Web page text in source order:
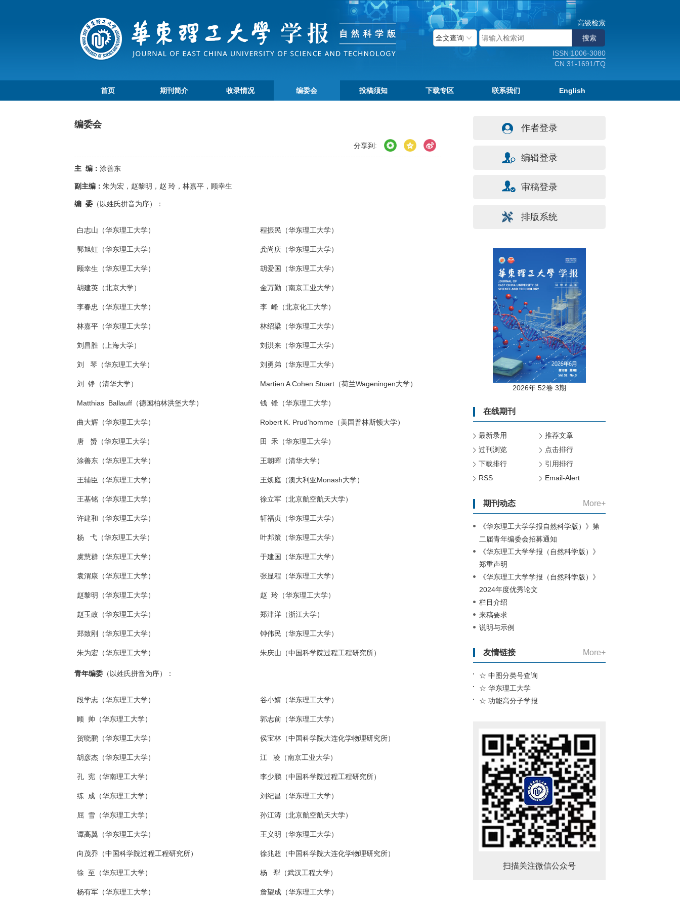
高级检索
ISSN 1006-3080
CN 31-1691/TQ
首页 期刊简介 收录情况 编委会 投稿须知 下载专区 联系我们 English
编委会
分享到:
主 编： 涂善东
副主编： 朱为宏，赵黎明，赵 玲，林嘉平，顾幸生
编 委 （以姓氏拼音为序）：
白志山（华东理工大学） 程振民（华东理工大学）
郭旭虹（华东理工大学） 龚尚庆（华东理工大学）
顾幸生（华东理工大学） 胡爱国（华东理工大学）
胡建英（北京大学） 金万勤（南京工业大学）
李春忠（华东理工大学） 李 峰（北京化工大学）
林嘉平（华东理工大学） 林绍梁（华东理工大学）
刘昌胜（上海大学） 刘洪来（华东理工大学）
刘 琴（华东理工大学） 刘勇弟（华东理工大学）
刘 铮（清华大学） Martien A Cohen Stuart（荷兰Wageningen大学）
Matthias Ballauff（德国柏林洪堡大学） 钱 锋（华东理工大学）
曲大辉（华东理工大学） Robert K. Prud’homme（美国普林斯顿大学）
唐 赟（华东理工大学） 田 禾（华东理工大学）
涂善东（华东理工大学） 王朝晖（清华大学）
王辅臣（华东理工大学） 王焕庭（澳大利亚Monash大学）
王基铭（华东理工大学） 徐立军（北京航空航天大学）
许建和（华东理工大学） 轩福贞（华东理工大学）
杨 弋（华东理工大学） 叶邦策（华东理工大学）
虞慧群（华东理工大学） 于建国（华东理工大学）
袁渭康（华东理工大学） 张显程（华东理工大学）
赵黎明（华东理工大学） 赵 玲（华东理工大学）
赵玉政（华东理工大学） 郑津洋（浙江大学）
郑致刚（华东理工大学） 钟伟民（华东理工大学）
朱为宏（华东理工大学） 朱庆山（中国科学院过程工程研究所）
青年编委 （以姓氏拼音为序）：
段学志（华东理工大学） 谷小婧（华东理工大学）
顾 帅（华东理工大学） 郭志前（华东理工大学）
贺晓鹏（华东理工大学） 侯宝林（中国科学院大连化学物理研究所）
胡彦杰（华东理工大学） 江 凌（南京工业大学）
孔 宪（华南理工大学） 李少鹏（中国科学院过程工程研究所）
练 成（华东理工大学） 刘纪昌（华东理工大学）
屈 雪（华东理工大学） 孙江涛（北京航空航天大学）
谭高翼（华东理工大学） 王义明（华东理工大学）
向茂乔（中国科学院过程工程研究所） 徐兆超（中国科学院大连化学物理研究所）
徐 至（华东理工大学） 杨 犁（武汉工程大学）
杨有军（华东理工大学） 詹望成（华东理工大学）
作者登录
编辑登录
审稿登录
排版系统
2026年 52卷 3期
在线期刊
最新录用
过刊浏览
下载排行
RSS
推荐文章
点击排行
引用排行
Email-Alert
期刊动态 More+
《华东理工大学学报自然科学版）》第
二届青年编委会招募通知
《华东理工大学学报（自然科学版）》
郑重声明
《华东理工大学学报（自然科学版）》
2024年度优秀论文
栏目介绍
来稿要求
说明与示例
友情链接 More+
☆ 中图分类号查询
☆ 华东理工大学
☆ 功能高分子学报
扫描关注微信公众号